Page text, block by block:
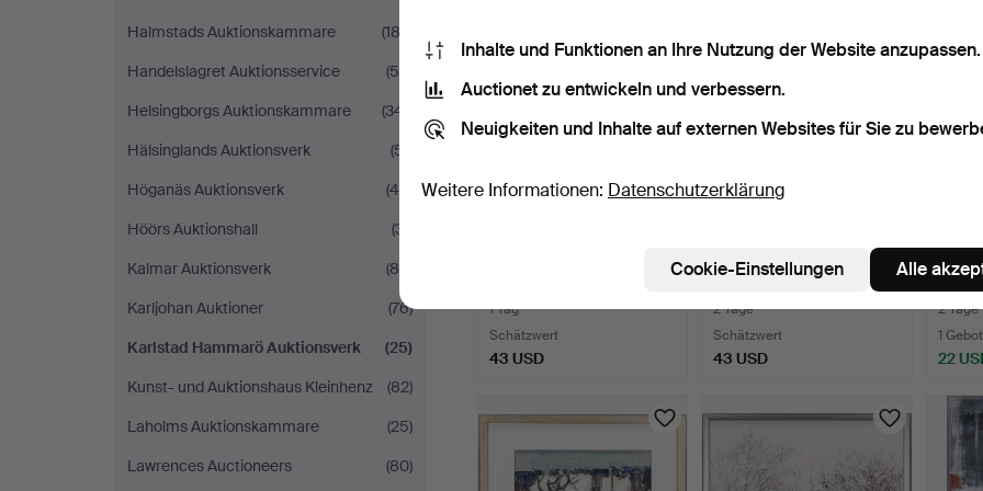
Halmstads Auktionskammare
(183)
Handelslagret Auktionsservice
(56)
Helsingborgs Auktionskammare
(341)
Hälsinglands Auktionsverk
(51)
Höganäs Auktionsverk
(49)
Höörs Auktionshall
(31)
Kalmar Auktionsverk
(89)
Karljohan Auktioner
(76)
Karlstad Hammarö Auktionsverk
(25)
Kunst- und Auktionshaus Kleinhenz
(82)
Laholms Auktionskammare
(25)
Lawrences Auctioneers
(80)
1 Tag
Schätzwert
43 USD
ÅKE LYRHOLM. Radierung
2 Tage
Schätzwert
43 USD
2 Tage
1 Gebot
22
Inhalte und Funktionen an Ihre Nutzung der Website anzupassen.
Auctionet zu entwickeln und verbessern.
Neuigkeiten und Inhalte auf externen Websites für Sie zu
Weitere Informationen: Datenschutzerklärung
Cookie-Einstellungen Alle